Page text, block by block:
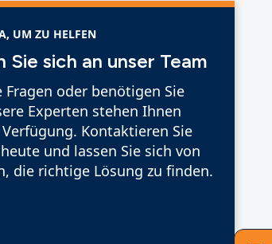
UM ZU HELFEN
Sie sich an unser Team
Fragen oder benötigen Sie
Experten stehen Ihnen
Kontaktieren Sie
und lassen Sie sich von
die richtige Lösung zu finden.